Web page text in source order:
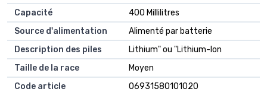
Capacité
400 Millilitres
Source d'alimentation
Alimenté par batterie
Description des piles
Lithium" ou "Lithium-Ion
Taille de la race
Moyen
Code article
06931580101020